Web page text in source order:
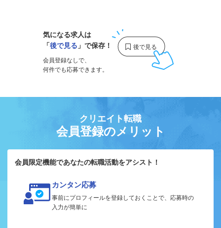
気になる求人は
「後で見る 」で保存！
会員登録なしで、
何件でも応募できます。
クリエイト転職
会員登録のメリット
会員限定機能であなたの転職活動をアシスト！
カンタン応募
事前にプロフィールを登録しておくことで、応募時の
入力が簡単に